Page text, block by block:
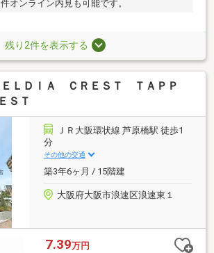
オンライン内見も可能です。
残り2件を表示する
ＥＬＤＩＡ ＣＲＥＳＴ ＴＡＰＰ
ＳＴ
ＪＲ大阪環状線 芦原橋駅 徒歩1
分
その他の交通
築3年6ヶ月 / 15階建
大阪府大阪市浪速区浪速東１
7.39万円